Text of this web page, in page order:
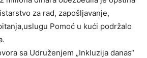
za rad, zapošljavanje,
Pomoć u kući podržalo
sa Udruženjem „Inkluzija danas“